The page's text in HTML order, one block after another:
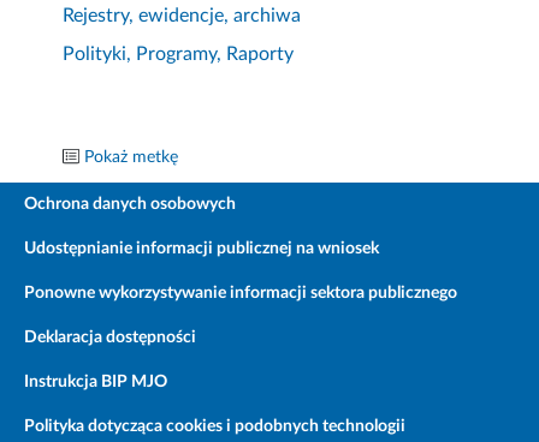
Rejestry, ewidencje, archiwa
Polityki, Programy, Raporty
Pokaż metkę
Ochrona danych osobowych
Udostępnianie informacji publicznej na wniosek
Ponowne wykorzystywanie informacji sektora publicznego
Deklaracja dostępności
Instrukcja BIP MJO
Polityka dotycząca cookies i podobnych technologii